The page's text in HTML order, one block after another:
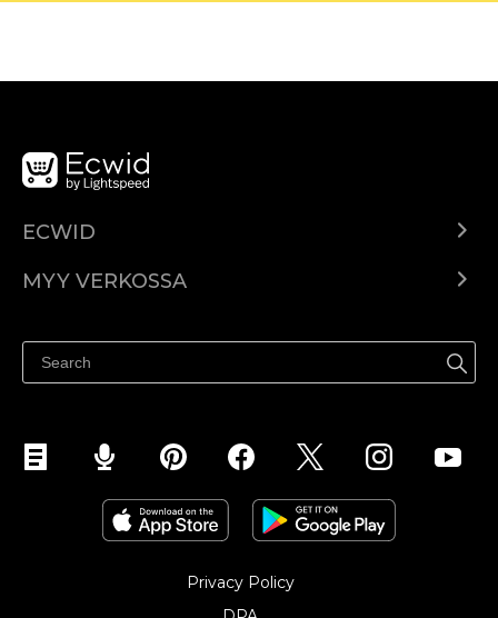
ECWID
Hinnoittelu
MYY VERKOSSA
Myy Facebookissa
Myy Instagramissa
Privacy Policy